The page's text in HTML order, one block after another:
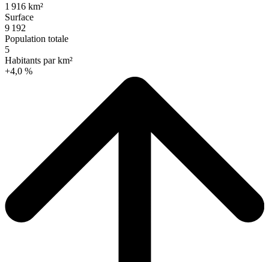
1 916 km²
Surface
9 192
Population totale
5
Habitants par km²
+4,0 %